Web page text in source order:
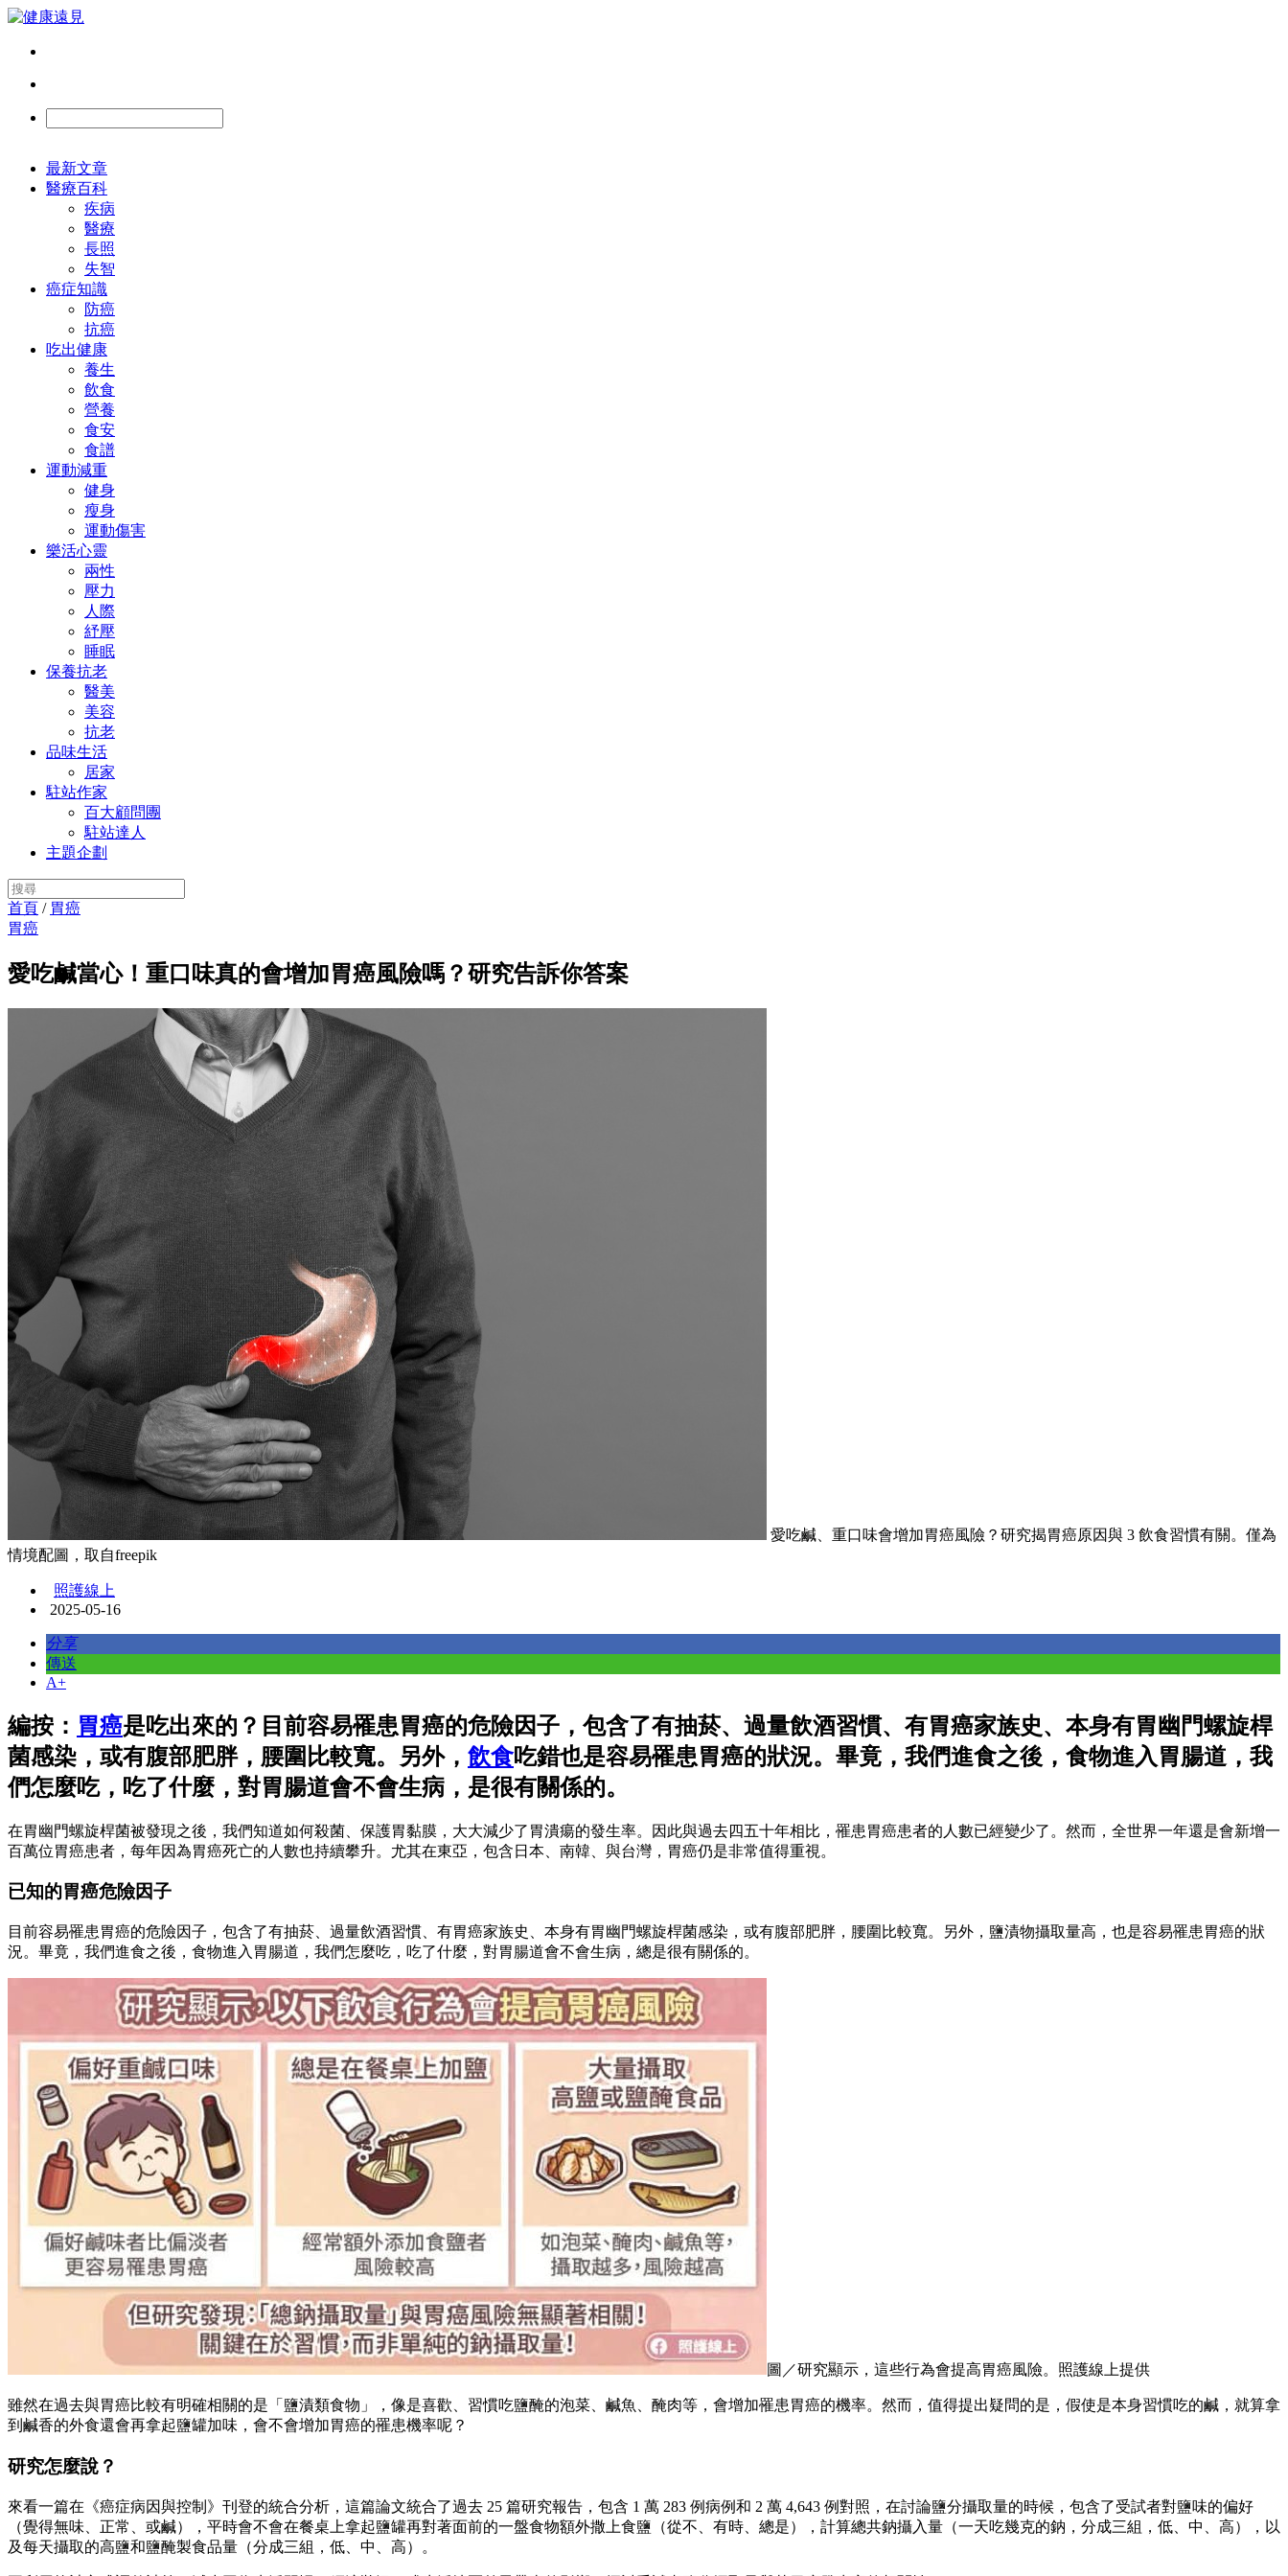
最新文章
醫療百科
疾病
醫療
長照
失智
癌症知識
防癌
抗癌
吃出健康
養生
飲食
營養
食安
食譜
運動減重
健身
瘦身
運動傷害
樂活心靈
兩性
壓力
人際
紓壓
睡眠
保養抗老
醫美
美容
抗老
品味生活
居家
駐站作家
百大顧問團
駐站達人
主題企劃
首頁 / 胃癌
胃癌
愛吃鹹當心！重口味真的會增加胃癌風險嗎？研究告訴你答案
愛吃鹹、重口味會增加胃癌風險？研究揭胃癌原因與 3 飲食習慣有關。僅為
情境配圖，取自freepik
照護線上
2025-05-16
分享
傳送
A+
編按： 胃癌是吃出來的？目前容易罹患胃癌的危險因子，包含了有抽菸、過量飲酒習慣、有胃癌家族史、本身有胃幽門螺旋桿
菌感染，或有腹部肥胖，腰圍比較寬。另外， 飲食吃錯也是容易罹患胃癌的狀況。畢竟，我們進食之後，食物進入胃腸道，我
們怎麼吃，吃了什麼，對胃腸道會不會生病，是很有關係的。
在胃幽門螺旋桿菌被發現之後，我們知道如何殺菌、保護胃黏膜，大大減少了胃潰瘍的發生率。因此與過去四五十年相比，罹患胃癌患者的人數已經變少了。然而，全世界一年還是會新增一
百萬位胃癌患者，每年因為胃癌死亡的人數也持續攀升。尤其在東亞，包含日本、南韓、與台灣，胃癌仍是非常值得重視。
已知的胃癌危險因子
目前容易罹患胃癌的危險因子，包含了有抽菸、過量飲酒習慣、有胃癌家族史、本身有胃幽門螺旋桿菌感染，或有腹部肥胖，腰圍比較寬。另外，鹽漬物攝取量高，也是容易罹患胃癌的狀
況。畢竟，我們進食之後，食物進入胃腸道，我們怎麼吃，吃了什麼，對胃腸道會不會生病，總是很有關係的。
圖／研究顯示，這些行為會提高胃癌風險。照護線上提供
雖然在過去與胃癌比較有明確相關的是「鹽漬類食物」，像是喜歡、習慣吃鹽醃的泡菜、鹹魚、醃肉等，會增加罹患胃癌的機率。然而，值得提出疑問的是，假使是本身習慣吃的鹹，就算拿
到鹹香的外食還會再拿起鹽罐加味，會不會增加胃癌的罹患機率呢？
研究怎麼說？
來看一篇在《癌症病因與控制》刊登的統合分析，這篇論文統合了過去 25 篇研究報告，包含 1 萬 283 例病例和 2 萬 4,643 例對照，在討論鹽分攝取量的時候，包含了受試者對鹽味的偏好
（覺得無味、正常、或鹹），平時會不會在餐桌上拿起鹽罐再對著面前的一盤食物額外撒上食鹽（從不、有時、總是），計算總共鈉攝入量（一天吃幾克的鈉，分成三組，低、中、高），以
及每天攝取的高鹽和鹽醃製食品量（分成三組，低、中、高）。